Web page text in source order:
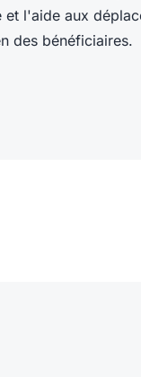
l'aide aux
des bénéficiaires.